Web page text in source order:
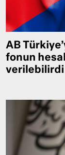
AB
fonun
verilebilirdi